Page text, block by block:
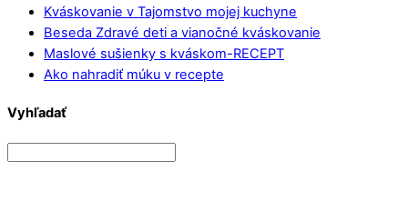
Kváskovanie v Tajomstvo mojej kuchyne
Beseda Zdravé deti a vianočné kváskovanie
Maslové sušienky s kváskom-RECEPT
Ako nahradiť múku v recepte
Vyhľadať